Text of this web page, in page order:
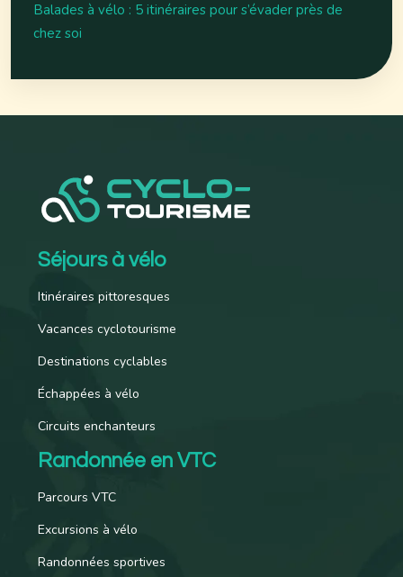
Balades à vélo : 5 itinéraires pour s’évader près de
chez soi
Séjours à vélo
Itinéraires pittoresques
Vacances cyclotourisme
Destinations cyclables
Échappées à vélo
Circuits enchanteurs
Randonnée en VTC
Parcours VTC
Excursions à vélo
Randonnées sportives